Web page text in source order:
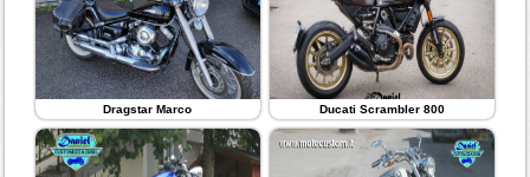
Dragstar Marco Ducati Scrambler 800